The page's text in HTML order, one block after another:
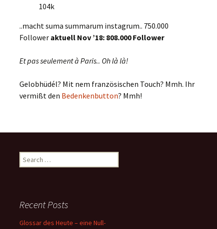
104k
..macht suma summarum instagrum.. 750.000
Follower aktuell Nov ’18: 808.000 Follower
Et pas seulement à Paris.. Oh là là!
Gelobhüdél? Mit nem französischen Touch? Mmh. Ihr
vermißt den Bedenkenbutton? Mmh!
Search
for:
Recent Posts
Glossar des Heute – eine Null-